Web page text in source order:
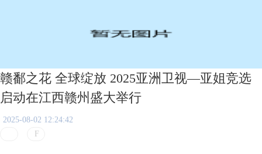
赣鄱之花 全球绽放 2025亚洲卫视—亚姐竞选
启动在江西赣州盛大举行
2025-08-02 12:24:42